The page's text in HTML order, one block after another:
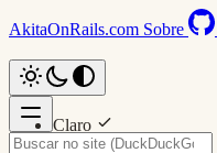
AkitaOnRails.com Sobre
Claro